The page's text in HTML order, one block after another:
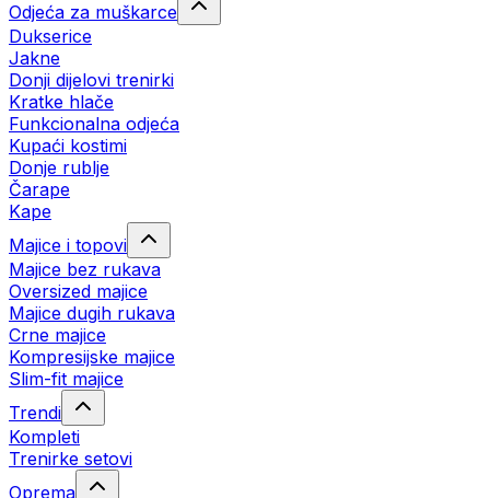
Odjeća za muškarce
Dukserice
Jakne
Donji dijelovi trenirki
Kratke hlače
Funkcionalna odjeća
Kupaći kostimi
Donje rublje
Čarape
Kape
Majice i topovi
Majice bez rukava
Oversized majice
Majice dugih rukava
Crne majice
Kompresijske majice
Slim-fit majice
Trendi
Kompleti
Trenirke setovi
Oprema